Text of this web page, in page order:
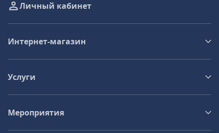
Личный кабинет
Интернет-магазин
Услуги
Мероприятия